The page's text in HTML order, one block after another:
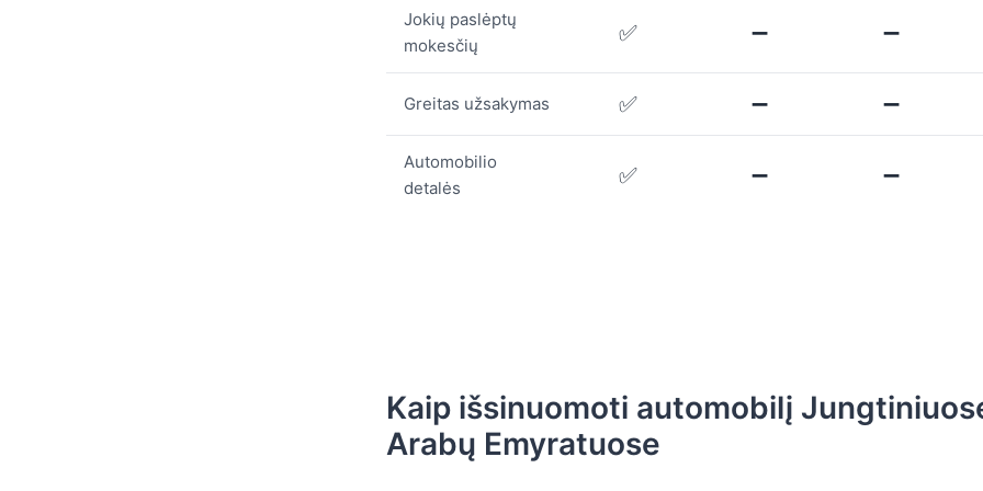
Jokių paslėptų
mokesčių
✅ ➖ ➖
Greitas užsakymas ✅ ➖ ➖
Automobilio
detalės
✅ ➖ ➖
Kaip išsinuomoti automobilį
Arabų Emyratuose